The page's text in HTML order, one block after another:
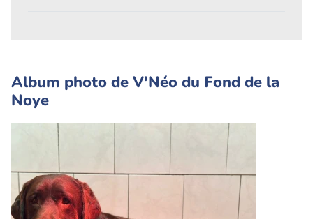
Album photo de V'Néo du Fond de la
Noye